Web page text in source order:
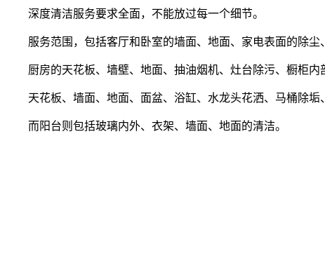
深度清洁服务要求全面，不能放过每一个细节。
服务范围，包括客厅和卧室的墙面、地面、家电表面的除尘
厨房的天花板、墙壁、地面、抽油烟机、灶台除污、橱柜内
天花板、墙面、地面、面盆、浴缸、水龙头花洒、马桶除垢
而阳台则包括玻璃内外、衣架、墙面、地面的清洁。